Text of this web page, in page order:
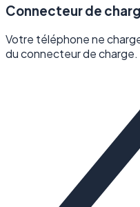
Connecteur de
Votre téléphone ne
du connecteur de charge.